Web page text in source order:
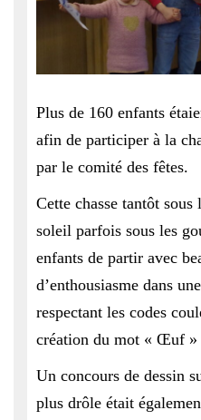
Plus de 160 enfants
afin de participer à la
par le comité des fêtes.
Cette chasse tantôt
soleil parfois sous les
enfants de partir avec
d’enthousiasme dans
respectant les codes
création du mot « Œuf »
Un concours de dessin
plus drôle était